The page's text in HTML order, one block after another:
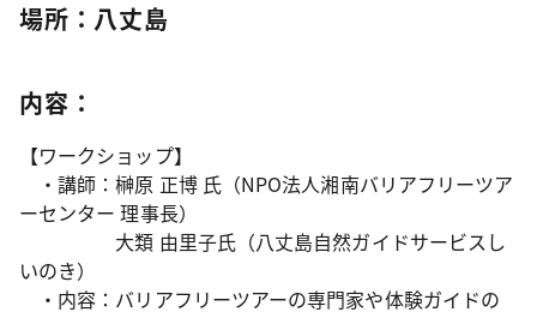
場所：八丈島
内容：
【ワークショップ】
・講師：榊原 正博 氏（NPO法人湘南バリアフリーツア
ーセンター 理事長）
大類 由里子氏（八丈島自然ガイドサービスし
いのき）
・内容：バリアフリーツアーの専門家や体験ガイドの